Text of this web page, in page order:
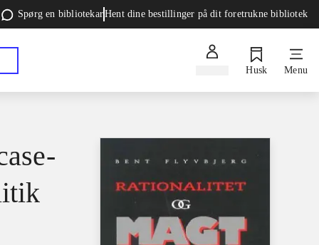
Spørg en bibliotekarHent dine bestillinger på dit foretrukne bibliotek
Husk Menu